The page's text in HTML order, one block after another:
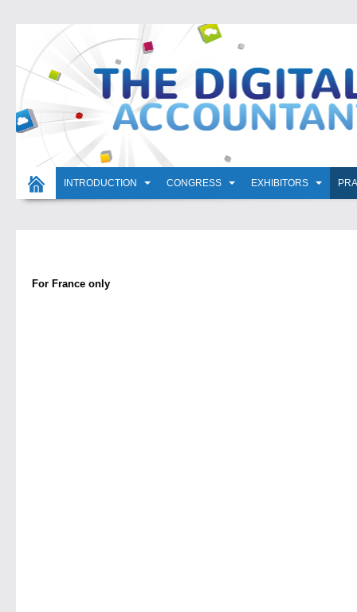
INTRODUCTION CONGRESS EXHIBITORS
For France only